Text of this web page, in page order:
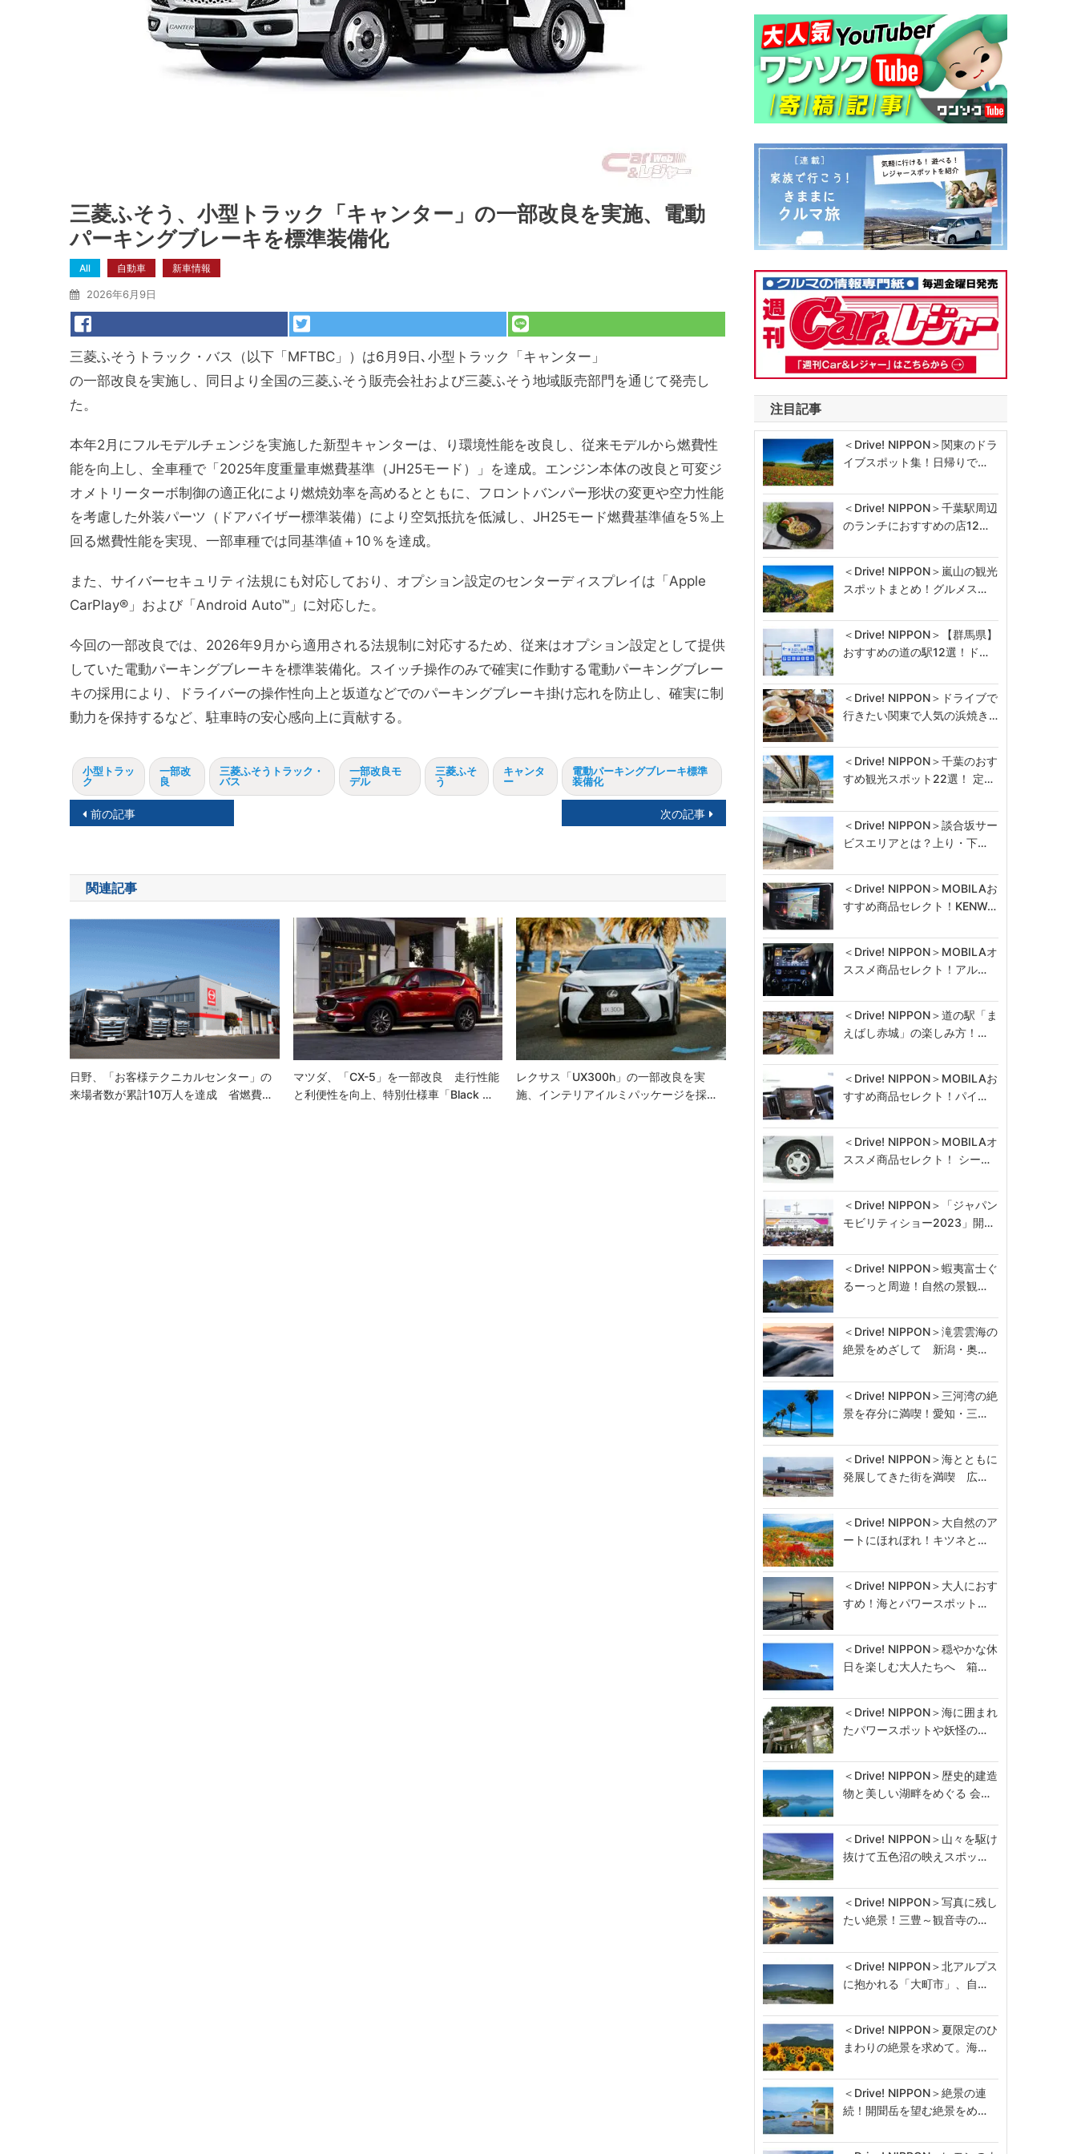
三菱ふそう、小型トラック「キャンター」の一部改良を実施、電動
パーキングブレーキを標準装備化
All 自動車 新車情報
2026年6月9日
三菱ふそうトラック・バス（以下「MFTBC」）は6月9日､小型トラック「キャンター」
の一部改良を実施し、同日より全国の三菱ふそう販売会社および三菱ふそう地域販売部門を通じて発売し
た。
本年2月にフルモデルチェンジを実施した新型キャンターは、り環境性能を改良し、従来モデルから燃費性
能を向上し、全車種で「2025年度重量車燃費基準（JH25モード）」を達成。エンジン本体の改良と可変ジ
オメトリーターボ制御の適正化により燃焼効率を高めるとともに、フロントバンパー形状の変更や空力性能
を考慮した外装パーツ（ドアバイザー標準装備）により空気抵抗を低減し、JH25モード燃費基準値を5％上
回る燃費性能を実現、一部車種では同基準値＋10％を達成。
また、サイバーセキュリティ法規にも対応しており、オプション設定のセンターディスプレイは「Apple
CarPlay®」および「Android Auto™」に対応した。
今回の一部改良では、2026年9月から適用される法規制に対応するため、従来はオプション設定として提供
していた電動パーキングブレーキを標準装備化。スイッチ操作のみで確実に作動する電動パーキングブレー
キの採用により、ドライバーの操作性向上と坂道などでのパーキングブレーキ掛け忘れを防止し、確実に制
動力を保持するなど、駐車時の安心感向上に貢献する。
小型トラッ
ク
一部改
良
三菱ふそうトラック・
バス
一部改良モ
デル
三菱ふそ
う
キャンタ
ー
電動パーキングブレーキ標準
装備化
投
ナ
ビ
ゲ
ー
シ
ョ
ン
前の記事 次の記事
関連記事
日野、「お客様テクニカルセンター」の
来場者数が累計10万人を達成 省燃費…
マツダ、「CX-5」を一部改良 走行性能
と利便性を向上、特別仕様車「Black …
レクサス「UX300h」の一部改良を実
施、インテリアイルミパッケージを採…
注目記事
＜Drive! NIPPON＞関東のドラ
イブスポット集！日帰りで…
＜Drive! NIPPON＞千葉駅周辺
のランチにおすすめの店12…
＜Drive! NIPPON＞嵐山の観光
スポットまとめ！グルメス…
＜Drive! NIPPON＞【群馬県】
おすすめの道の駅12選！ド…
＜Drive! NIPPON＞ドライブで
行きたい関東で人気の浜焼き…
＜Drive! NIPPON＞千葉のおす
すめ観光スポット22選！ 定…
＜Drive! NIPPON＞談合坂サー
ビスエリアとは？上り・下…
＜Drive! NIPPON＞MOBILAお
すすめ商品セレクト！KENW…
＜Drive! NIPPON＞MOBILAオ
ススメ商品セレクト！アル…
＜Drive! NIPPON＞道の駅「ま
えばし赤城」の楽しみ方！…
＜Drive! NIPPON＞MOBILAお
すすめ商品セレクト！パイ…
＜Drive! NIPPON＞MOBILAオ
ススメ商品セレクト！ シー…
＜Drive! NIPPON＞「ジャパン
モビリティショー2023」開…
＜Drive! NIPPON＞蝦夷富士ぐ
るーっと周遊！自然の景観…
＜Drive! NIPPON＞滝雲雲海の
絶景をめざして 新潟・奥…
＜Drive! NIPPON＞三河湾の絶
景を存分に満喫！愛知・三…
＜Drive! NIPPON＞海とともに
発展してきた街を満喫 広…
＜Drive! NIPPON＞大自然のア
ートにほれぼれ！キツネと…
＜Drive! NIPPON＞大人におす
すめ！海とパワースポット…
＜Drive! NIPPON＞穏やかな休
日を楽しむ大人たちへ 箱…
＜Drive! NIPPON＞海に囲まれ
たパワースポットや妖怪の…
＜Drive! NIPPON＞歴史的建造
物と美しい湖畔をめぐる 会…
＜Drive! NIPPON＞山々を駆け
抜けて五色沼の映えスポッ…
＜Drive! NIPPON＞写真に残し
たい絶景！三豊～観音寺の…
＜Drive! NIPPON＞北アルプス
に抱かれる「大町市」、自…
＜Drive! NIPPON＞夏限定のひ
まわりの絶景を求めて。海…
＜Drive! NIPPON＞絶景の連
続！開聞岳を望む絶景をめ…